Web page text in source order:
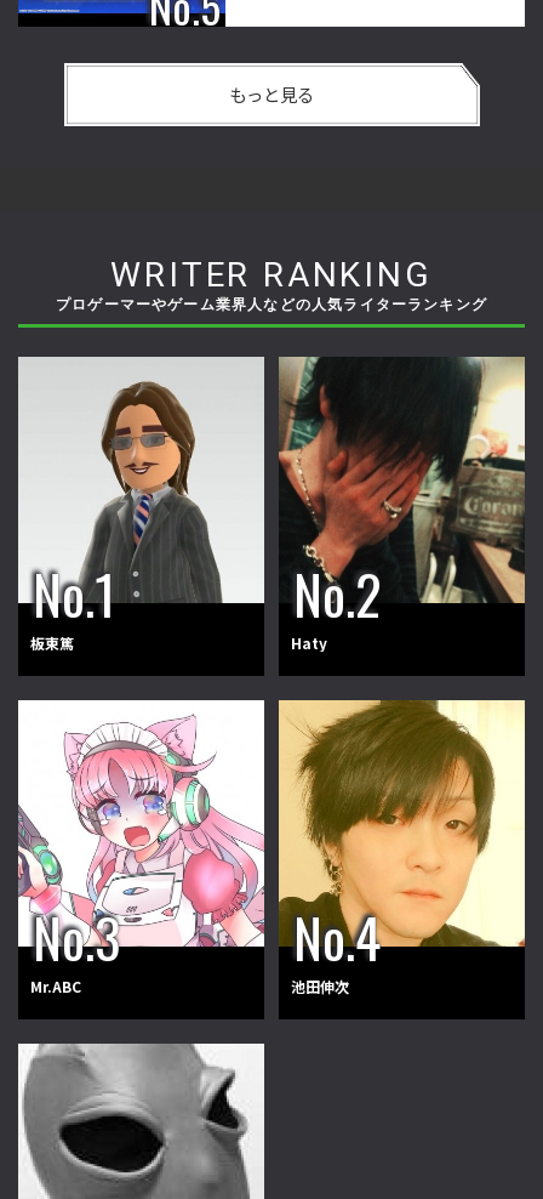
もっと見る
WRITER RANKING
プロゲーマーやゲーム業界人などの人気ライターランキング
板東篤 Haty
Mr.ABC 池田伸次